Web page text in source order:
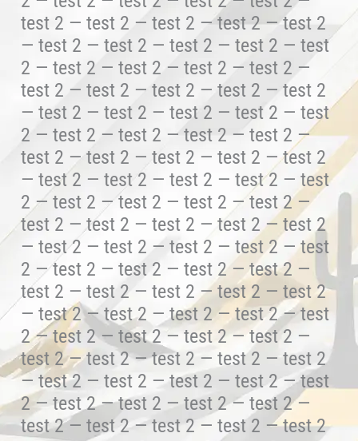
test 2 — test 2 — test 2 — test 2 — test 2
— test 2 — test 2 — test 2 — test 2 — test
2 — test 2 — test 2 — test 2 — test 2 —
test 2 — test 2 — test 2 — test 2 — test 2
— test 2 — test 2 — test 2 — test 2 — test
2 — test 2 — test 2 — test 2 — test 2 —
test 2 — test 2 — test 2 — test 2 — test 2
— test 2 — test 2 — test 2 — test 2 — test
2 — test 2 — test 2 — test 2 — test 2 —
test 2 — test 2 — test 2 — test 2 — test 2
— test 2 — test 2 — test 2 — test 2 — test
2 — test 2 — test 2 — test 2 — test 2 —
test 2 — test 2 — test 2 — test 2 — test 2
— test 2 — test 2 — test 2 — test 2 — test
2 — test 2 — test 2 — test 2 — test 2 —
test 2 — test 2 — test 2 — test 2 — test 2
— test 2 — test 2 — test 2 — test 2 — test
2 — test 2 — test 2 — test 2 — test 2 —
test 2 — test 2 — test 2 — test 2 — test 2